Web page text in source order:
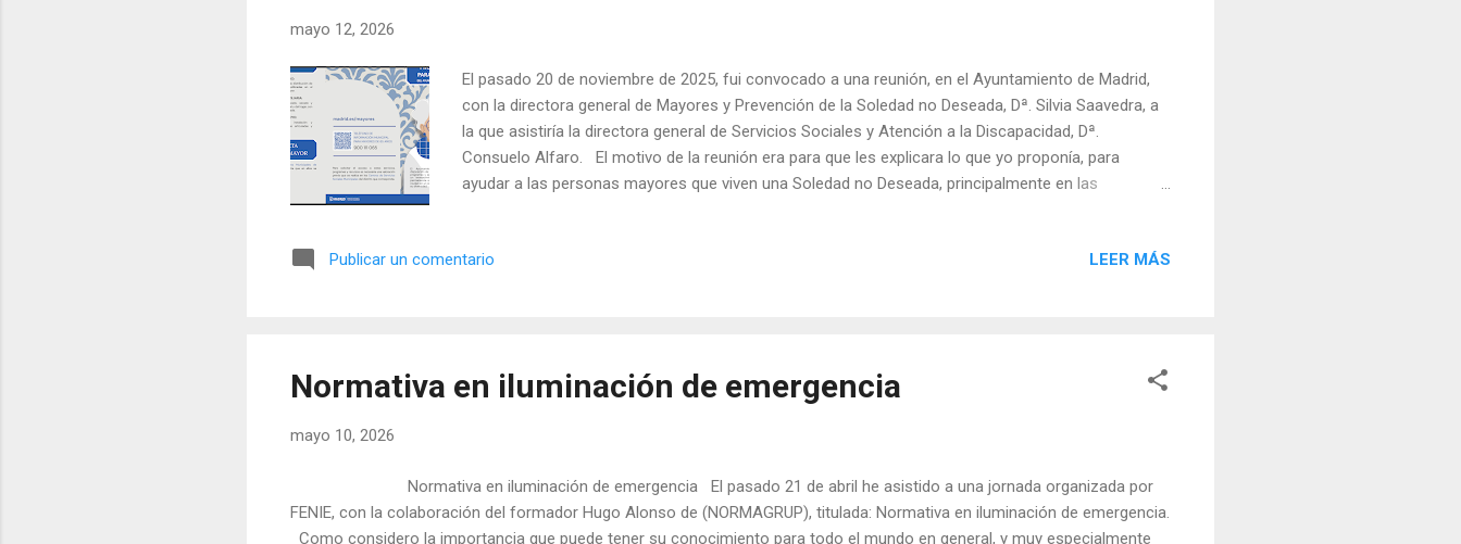
mayo 12, 2026
El pasado 20 de noviembre de 2025, fui convocado a una reunión, en el Ayuntamiento de Madrid,
con la directora general de Mayores y Prevención de la Soledad no Deseada, Dª. Silvia Saavedra, a
la que asistiría la directora general de Servicios Sociales y Atención a la Discapacidad, Dª.
Consuelo Alfaro. El motivo de la reunión era para que les explicara lo que yo proponía, para
ayudar a las personas mayores que viven una Soledad no Deseada, principalmente en las
alguno/a de los residentes se comprometiera a preocuparse de las personas mayores que viven
Publicar un comentario LEER MÁS
Normativa en iluminación de emergencia
mayo 10, 2026
Normativa en iluminación de emergencia El pasado 21 de abril he asistido a una jornada organizada por
FENIE, con la colaboración del formador Hugo Alonso de (NORMAGRUP), titulada: Normativa en iluminación de emergencia.
Como considero la importancia que puede tener su conocimiento para todo el mundo en general, y muy especialmente